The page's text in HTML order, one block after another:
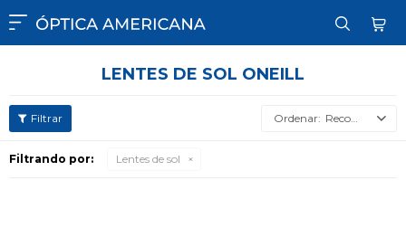

LENTES DE SOL ONEILL
Recomendados
Filtrando por: Lentes de sol